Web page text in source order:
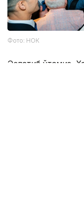
Фото: НОК
Эслатиб ўтамиз,